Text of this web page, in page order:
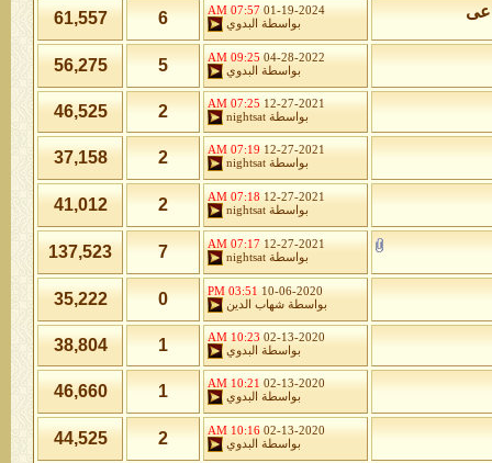
01-19-2024
07:57 AM
بواسطة
البدوي 6
61,557
04-28-2022
09:25 AM
بواسطة
البدوي 5
56,275
12-27-2021
07:25 AM
بواسطة nightsat
2
46,525
12-27-2021
07:19 AM
بواسطة nightsat
2
37,158
12-27-2021
07:18 AM
بواسطة nightsat
2
41,012
12-27-2021
07:17 AM
بواسطة nightsat
7
137,523
10-06-2020
03:51 PM
بواسطة شهاب الدين 0
35,222
02-13-2020
10:23 AM
بواسطة
البدوي 1
38,804
02-13-2020
10:21 AM
بواسطة
البدوي 1
46,660
02-13-2020
10:16 AM
بواسطة
البدوي 2
44,525